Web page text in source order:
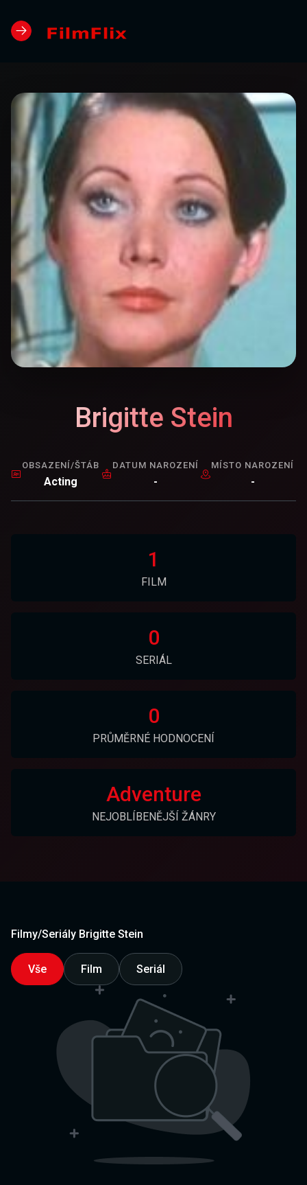
Brigitte Stein
OBSAZENÍ/ŠTÁB
Acting
DATUM NAROZENÍ
-
MÍSTO NAROZENÍ
-
1
FILM
0
SERIÁL
0
PRŮMĚRNÉ HODNOCENÍ
Adventure
NEJOBLÍBENĚJŠÍ ŽÁNRY
Filmy/Seriály Brigitte Stein
Vše Film Seriál